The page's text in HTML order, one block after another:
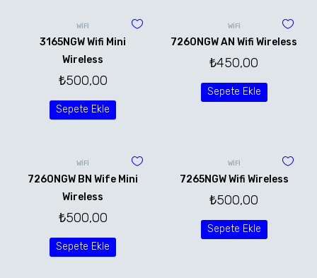
WİFİ
3165NGW Wifi Mini
Wireless
₺500,00
Sepete Ekle
WİFİ
7260NGW AN Wifi Wireless
₺450,00
Sepete Ekle
WİFİ
7260NGW BN Wife Mini
Wireless
₺500,00
Sepete Ekle
WİFİ
7265NGW Wifi Wireless
₺500,00
Sepete Ekle